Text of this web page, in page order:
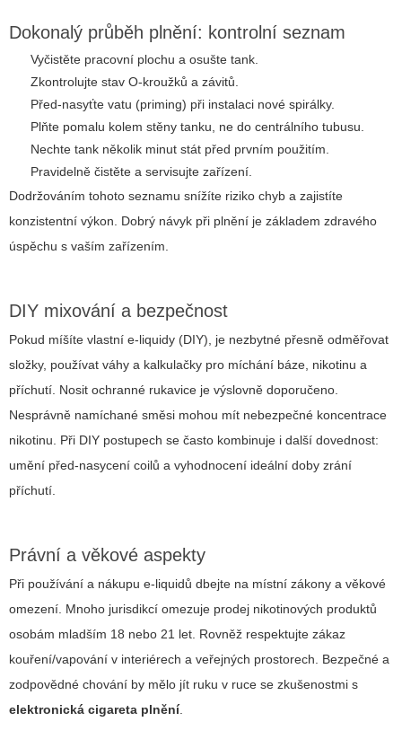
Dokonalý průběh plnění: kontrolní seznam
Vyčistěte pracovní plochu a osušte tank.
Zkontrolujte stav O-kroužků a závitů.
Před-nasyťte vatu (priming) při instalaci nové spirálky.
Plňte pomalu kolem stěny tanku, ne do centrálního tubusu.
Nechte tank několik minut stát před prvním použitím.
Pravidelně čistěte a servisujte zařízení.
Dodržováním tohoto seznamu snížíte riziko chyb a zajistíte
konzistentní výkon. Dobrý návyk při plnění je základem zdravého
úspěchu s vaším zařízením.
DIY mixování a bezpečnost
Pokud míšíte vlastní e-liquidy (DIY), je nezbytné přesně odměřovat
složky, používat váhy a kalkulačky pro míchání báze, nikotinu a
příchutí. Nosit ochranné rukavice je výslovně doporučeno.
Nesprávně namíchané směsi mohou mít nebezpečné koncentrace
nikotinu. Při DIY postupech se často kombinuje i další dovednost:
umění před-nasycení coilů a vyhodnocení ideální doby zrání
příchutí.
Právní a věkové aspekty
Při používání a nákupu e-liquidů dbejte na místní zákony a věkové
omezení. Mnoho jurisdikcí omezuje prodej nikotinových produktů
osobám mladším 18 nebo 21 let. Rovněž respektujte zákaz
kouření/vapování v interiérech a veřejných prostorech. Bezpečné a
zodpovědné chování by mělo jít ruku v ruce se zkušenostmi s
elektronická cigareta plnění.